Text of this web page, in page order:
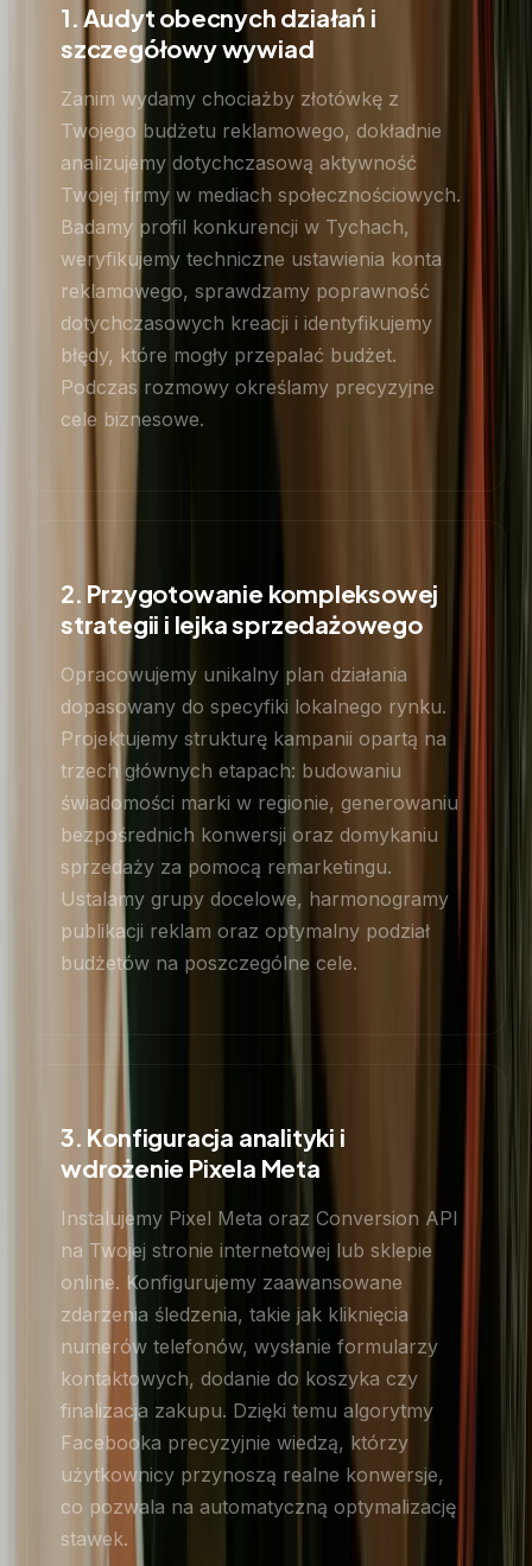
1. Audyt obecnych działań i
szczegółowy wywiad
Zanim wydamy chociażby złotówkę z
Twojego budżetu reklamowego, dokładnie
analizujemy dotychczasową aktywność
Twojej firmy w mediach społecznościowych.
Badamy profil konkurencji w Tychach,
weryfikujemy techniczne ustawienia konta
reklamowego, sprawdzamy poprawność
dotychczasowych kreacji i identyfikujemy
błędy, które mogły przepalać budżet.
Podczas rozmowy określamy precyzyjne
cele biznesowe.
2. Przygotowanie kompleksowej
strategii i lejka sprzedażowego
Opracowujemy unikalny plan działania
dopasowany do specyfiki lokalnego rynku.
Projektujemy strukturę kampanii opartą na
trzech głównych etapach: budowaniu
świadomości marki w regionie, generowaniu
bezpośrednich konwersji oraz domykaniu
sprzedaży za pomocą remarketingu.
Ustalamy grupy docelowe, harmonogramy
publikacji reklam oraz optymalny podział
budżetów na poszczególne cele.
3. Konfiguracja analityki i
wdrożenie Pixela Meta
Instalujemy Pixel Meta oraz Conversion API
na Twojej stronie internetowej lub sklepie
online. Konfigurujemy zaawansowane
zdarzenia śledzenia, takie jak kliknięcia
numerów telefonów, wysłanie formularzy
kontaktowych, dodanie do koszyka czy
finalizacja zakupu. Dzięki temu algorytmy
Facebooka precyzyjnie wiedzą, którzy
użytkownicy przynoszą realne konwersje,
co pozwala na automatyczną optymalizację
stawek.